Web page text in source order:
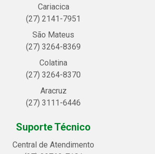
Cariacica
(27) 2141-7951
São Mateus
(27) 3264-8369
Colatina
(27) 3264-8370
Aracruz
(27) 3111-6446
Suporte Técnico
Central de Atendimento